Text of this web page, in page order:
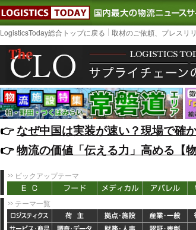
LOGISTICS TODAY｜
LogisticsToday総合トップに戻る 取材のご依頼、プレスリ
👉️なぜ中国は実装が速い？現場で確
👉️物流の価値「伝える力」高める【
ピックアップテーマ
テーマ一覧